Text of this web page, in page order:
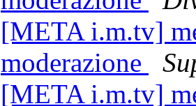
[META i.m.tv]
moderazione
[META i.m.tv]